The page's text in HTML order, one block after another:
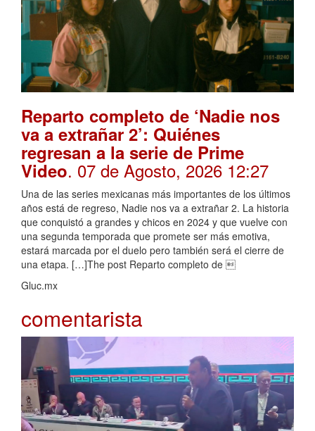
Reparto completo de ‘Nadie nos
va a extrañar 2’: Quiénes
regresan a la serie de Prime
Video. 07 de Agosto, 2026 12:27
Una de las series mexicanas más importantes de los últimos
años está de regreso, Nadie nos va a extrañar 2. La historia
que conquistó a grandes y chicos en 2024 y que vuelve con
una segunda temporada que promete ser más emotiva,
estará marcada por el duelo pero también será el cierre de
una etapa. […]The post Reparto completo de 
Gluc.mx
comentarista